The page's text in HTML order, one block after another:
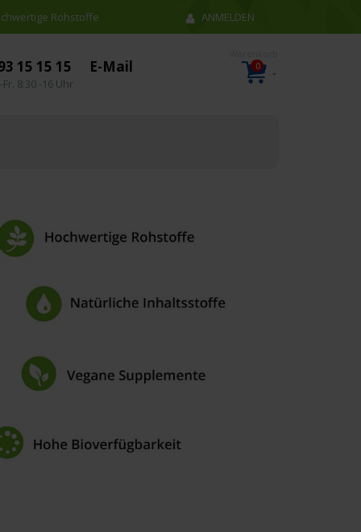
Rohstoffe ANMELDEN
15 15 15
8:30 -16 Uhr
E-Mail
Warenkorb
0Artikel